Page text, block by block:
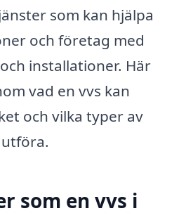
som kan hjälpa
och företag med
installationer. Här
vad en vvs kan
och vilka typer av
som en vvs i